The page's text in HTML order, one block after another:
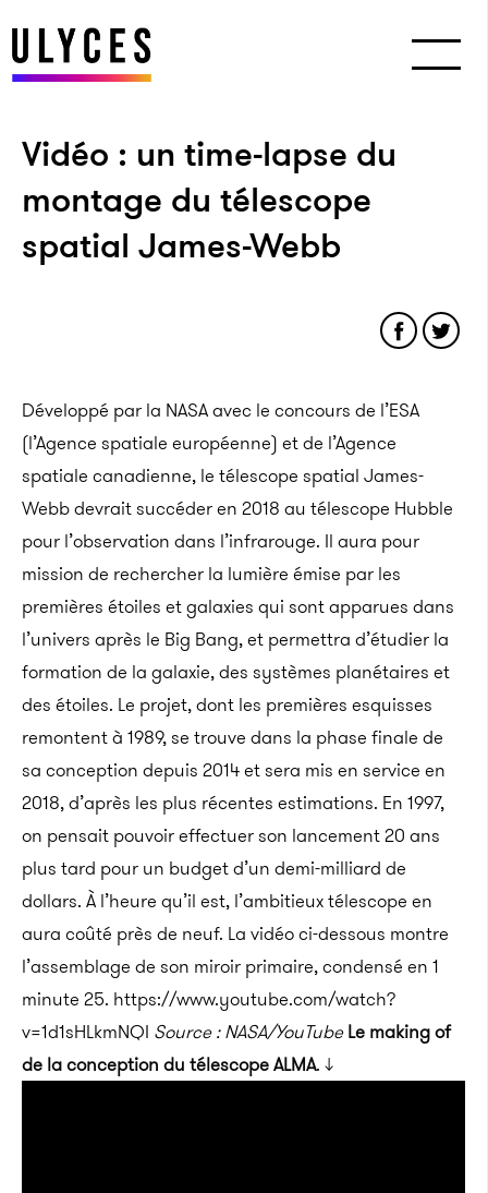
Vidéo : un time-lapse du
montage du télescope
spatial James-Webb
Développé par la NASA avec le concours de l’ESA
(l’Agence spatiale européenne) et de l’Agence
spatiale canadienne, le télescope spatial James-
Webb devrait succéder en 2018 au télescope Hubble
pour l’observation dans l’infrarouge. Il aura pour
mission de rechercher la lumière émise par les
premières étoiles et galaxies qui sont apparues dans
l’univers après le Big Bang, et permettra d’étudier la
formation de la galaxie, des systèmes planétaires et
des étoiles. Le projet, dont les premières esquisses
remontent à 1989, se trouve dans la phase finale de
sa conception depuis 2014 et sera mis en service en
2018, d’après les plus récentes estimations. En 1997,
on pensait pouvoir effectuer son lancement 20 ans
plus tard pour un budget d’un demi-milliard de
dollars. À l’heure qu’il est, l’ambitieux télescope en
aura coûté près de neuf. La vidéo ci-dessous montre
l’assemblage de son miroir primaire, condensé en 1
minute 25. https://www.youtube.com/watch?
v=1d1sHLkmNQI Source : NASA/YouTube Le making of
de la conception du télescope ALMA. ↓